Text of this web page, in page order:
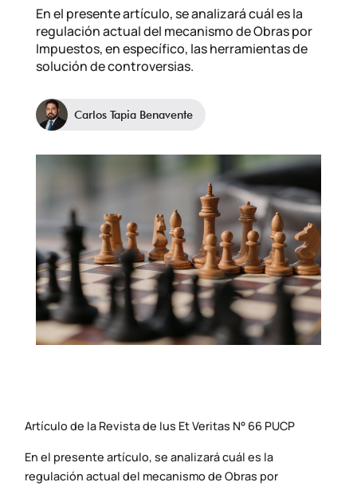
En el presente artículo, se analizará cuál es la
regulación actual del mecanismo de Obras por
Impuestos, en específico, las herramientas de
solución de controversias.
Carlos Tapia Benavente
Artículo de la Revista de Ius Et Veritas N° 66 PUCP
En el presente artículo, se analizará cuál es la
regulación actual del mecanismo de Obras por